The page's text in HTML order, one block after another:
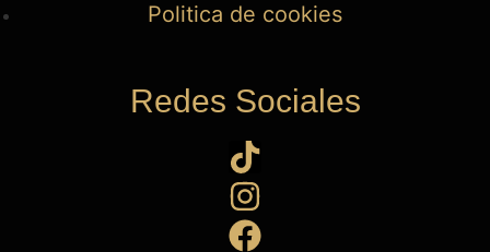
Politica de cookies
Redes Sociales